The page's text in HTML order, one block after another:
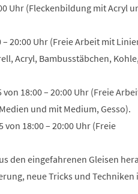
Uhr (Fleckenbildung mit Acryl
20:00 Uhr (Freie Arbeit mit
Acryl, Bambusstäbchen,
18:00 – 20:00 Uhr (Freie
und mit Medium, Gesso).
von 18:00 – 20:00 Uhr (Freie
den eingefahrenen Gleisen
neue Tricks und Techniken